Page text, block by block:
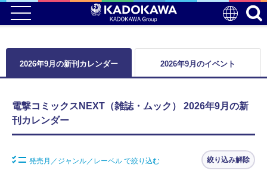
2026年9月の新刊カレンダー 2026年9月のイベント
電撃コミックスNEXT（雑誌・ムック） 2026年9月の新
刊カレンダー
発売月／ジャンル／レーベル で絞り込む 絞り込み解除